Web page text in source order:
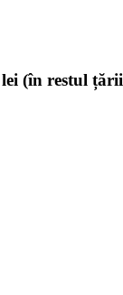
(în restul